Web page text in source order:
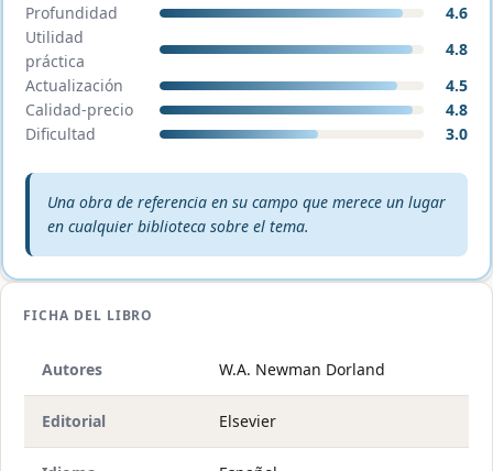
Profundidad
4.6
Utilidad
práctica
4.8
Actualización
4.5
Calidad-precio
4.8
Dificultad
3.0
Veredicto editorial:
Una obra de referencia en su campo que merece un lugar
en cualquier biblioteca sobre el tema.
FICHA DEL LIBRO
Autores W.A. Newman Dorland
Editorial Elsevier